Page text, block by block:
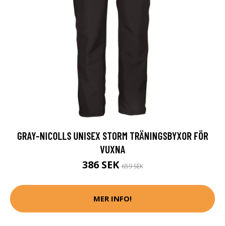
GRAY-NICOLLS UNISEX STORM TRÄNINGSBYXOR FÖR
VUXNA
386 SEK659 SEK
MER INFO!